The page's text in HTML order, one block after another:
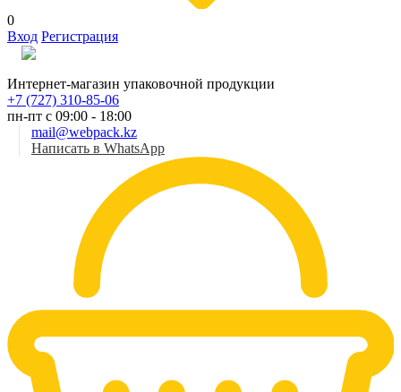
0
Вход Регистрация
Интернет-магазин упаковочной продукции
+7 (727) 310-85-06
пн-пт с 09:00 - 18:00
mail@webpack.kz
Написать в WhatsApp